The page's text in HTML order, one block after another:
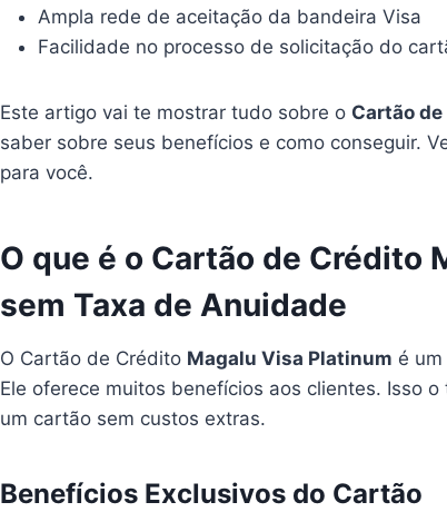
Ampla rede de aceitação da bandeira Visa
Facilidade no processo de solicitação do
Este artigo vai te mostrar tudo sobre o Cartão
saber sobre seus benefícios e como conseguir.
para você.
O que é o Cartão de Crédito
sem Taxa de Anuidade
O Cartão de Crédito Magalu Visa Platinum é
Ele oferece muitos benefícios aos clientes. Isso
um cartão sem custos extras.
Benefícios Exclusivos do Cartão